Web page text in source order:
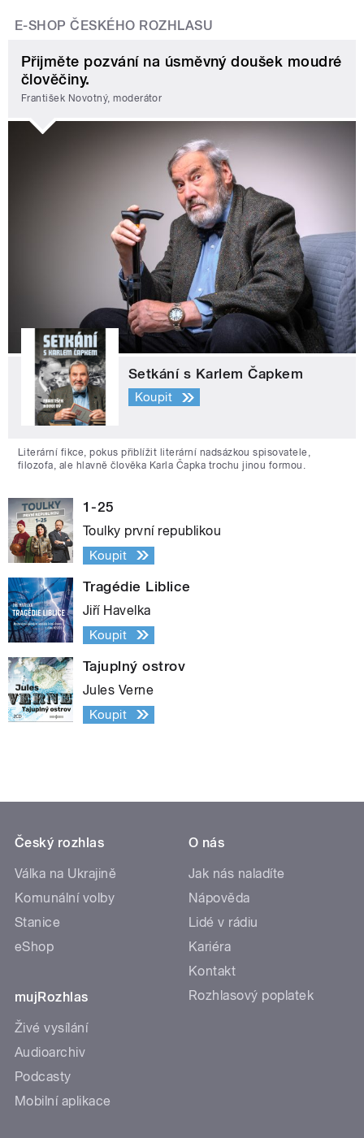
E-SHOP ČESKÉHO ROZHLASU
Přijměte pozvání na úsměvný doušek moudré
člověčiny.
František Novotný, moderátor
Setkání s Karlem Čapkem
Koupit
Literární fikce, pokus přiblížit literární nadsázkou spisovatele,
filozofa, ale hlavně člověka Karla Čapka trochu jinou formou.
1-25
Toulky první republikou
Koupit
Tragédie Liblice
Jiří Havelka
Koupit
Tajuplný ostrov
Jules Verne
Koupit
Český rozhlas
Válka na Ukrajině
Komunální volby
Stanice
eShop
mujRozhlas
Živé vysílání
Audioarchiv
Podcasty
Mobilní aplikace
O nás
Jak nás naladíte
Nápověda
Lidé v rádiu
Kariéra
Kontakt
Rozhlasový poplatek